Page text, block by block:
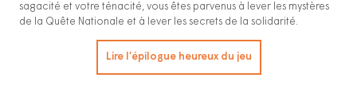
sagacité et votre ténacité, vous êtes parvenus à lever les mystères
de la Quête Nationale et à lever les secrets de la solidarité.
Lire l’épilogue heureux du jeu